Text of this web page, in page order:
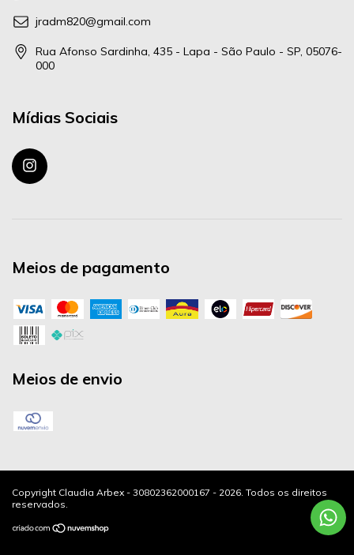
jradm820@gmail.com
Rua Afonso Sardinha, 435 - Lapa - São Paulo - SP, 05076-
000
Mídias Sociais
Meios de pagamento
Meios de envio
Copyright Claudia Arbex - 30802362000167 - 2026. Todos os direitos
reservados.